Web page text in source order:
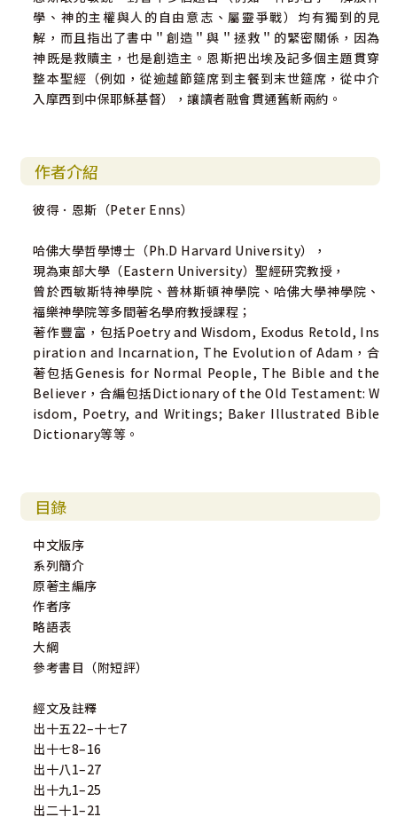
學、神的主權與人的自由意志、屬靈爭戰）均有獨到的見
解，而且指出了書中＂創造＂與＂拯救＂的緊密關係，因為
神既是救贖主，也是創造主。恩斯把出埃及記多個主題貫穿
整本聖經（例如，從逾越節筵席到主餐到末世筵席，從中介
入摩西到中保耶穌基督），讓讀者融會貫通舊新兩約。
作者介紹
彼得．恩斯（Peter Enns）
哈佛大學哲學博士（Ph.D Harvard University），
現為東部大學（Eastern University）聖經研究教授，
曾於西敏斯特神學院、普林斯頓神學院、哈佛大學神學院、
福樂神學院等多間著名學府教授課程；
著作豐富，包括Poetry and Wisdom, Exodus Retold, Ins
piration and Incarnation, The Evolution of Adam，合
著包括Genesis for Normal People, The Bible and the
Believer，合編包括Dictionary of the Old Testament: W
isdom, Poetry, and Writings; Baker Illustrated Bible
Dictionary等等。
目錄
中文版序
系列簡介
原著主編序
作者序
略語表
大綱
參考書目（附短評）
經文及註釋
出十五22–十七7
出十七8–16
出十八1–27
出十九1–25
出二十1–21